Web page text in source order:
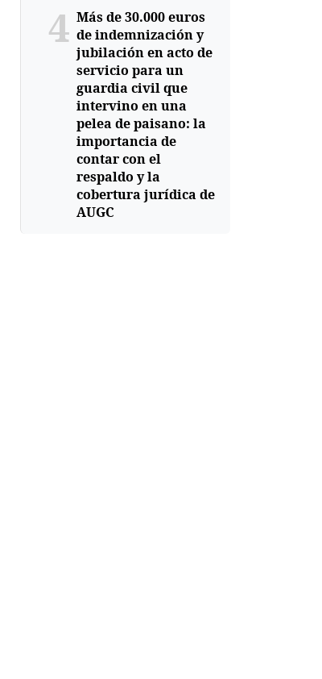
4 Más de 30.000 euros
de indemnización y
jubilación en acto de
servicio para un
guardia civil que
intervino en una
pelea de paisano: la
importancia de
contar con el
respaldo y la
cobertura jurídica de
AUGC